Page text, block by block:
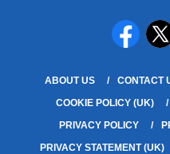
ABOUT US CONTACT
COOKIE POLICY (UK)
PRIVACY POLICY
PRIVACY STATEMENT (UK)